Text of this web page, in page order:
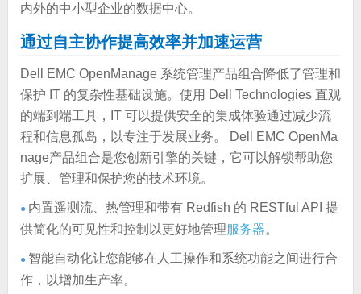
内外的中小型企业的数据中心。
通过自主协作提高效率并加速运营
Dell EMC OpenManage 系统管理产品组合降低了管理和
保护 IT 的复杂性基础设施。使用 Dell Technologies 直观
的端到端工具，IT 可以提供安全的集成体验通过减少流
程和信息孤岛，以专注于发展业务。 Dell EMC OpenMa
nage产品组合是您创新引擎的关键，它可以解锁帮助您
扩展、管理和保护您的技术环境。
● 内置遥测流、热管理和带有 Redfish 的 RESTful API 提
供简化的可见性和控制以更好地管理服务器。
● 智能自动化让您能够在人工操作和系统功能之间进行合
作，以增加生产率。